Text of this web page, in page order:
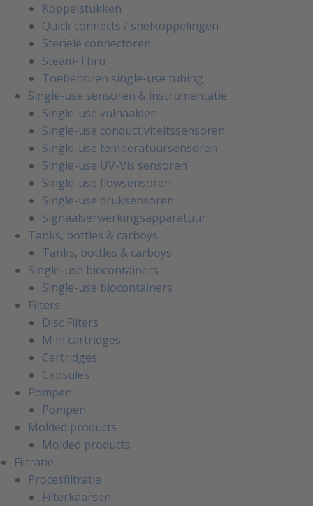
Koppelstukken
Quick connects / snelkoppelingen
Steriele connectoren
Steam-Thru
Toebehoren single-use tubing
Single-use sensoren & instrumentatie
Single-use vulnaalden
Single-use conductiviteitssensoren
Single-use temperatuursensoren
Single-use UV-Vis sensoren
Single-use flowsensoren
Single-use druksensoren
Signaalverwerkingsapparatuur
Tanks, bottles & carboys
Tanks, bottles & carboys
Single-use biocontainers
Single-use biocontainers
Filters
Disc Filters
Mini cartridges
Cartridges
Capsules
Pompen
Pompen
Molded products
Molded products
Filtratie
Procesfiltratie
Filterkaarsen